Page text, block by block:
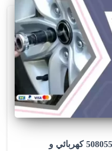
بنشر متنقل السالمي 50805535‬ كهربائي و